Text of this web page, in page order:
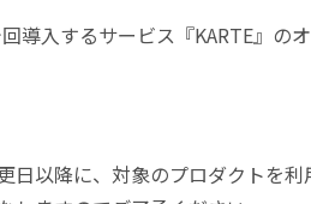
導入するサービス『KARTE』の
日以降に、対象のプロダクトを